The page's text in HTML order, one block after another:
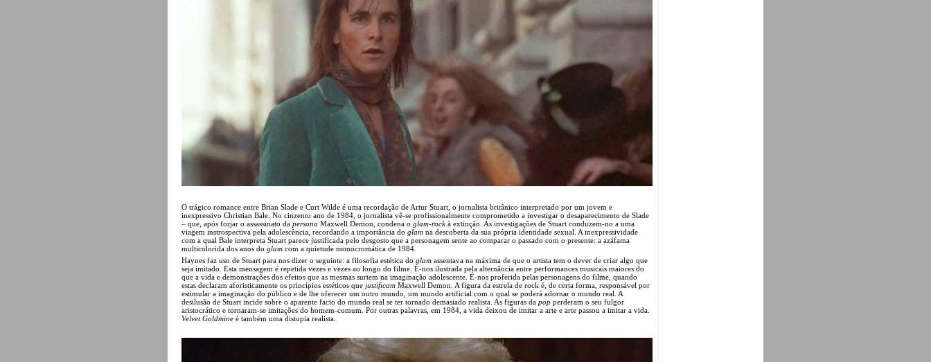
O trágico romance entre Brian Slade e Curt Wilde é uma recordação de Artur Stuart, o jornalista britânico interpretado por um jovem e
inexpressivo Christian Bale. No cinzento ano de 1984, o jornalista vê-se profissionalmente comprometido a investigar o desaparecimento de Slade
– que, após forjar o assassinato da persona Maxwell Demon, condena o glam-rock à extinção. As investigações de Stuart conduzem-no a uma
viagem instrospectiva pela adolescência, recordando a importância do glam na descoberta da sua própria identidade sexual. A inexpressividade
com a qual Bale interpreta Stuart parece justificada pelo desgosto que a personagem sente ao comparar o passado com o presente: a azáfama
multicolorida dos anos do glam com a quietude monocromática de 1984.
Haynes faz uso de Stuart para nos dizer o seguinte: a filosofia estética do glam assentava na máxima de que o artista tem o dever de criar algo que
seja imitado. Esta mensagem é repetida vezes e vezes ao longo do filme. É-nos ilustrada pela alternância entre performances musicais maiores do
que a vida e demonstrações dos efeitos que as mesmas surtem na imaginação adolescente. É-nos proferida pelas personagens do filme, quando
estas declaram aforisticamente os princípios estéticos que justificam Maxwell Demon. A figura da estrela de rock é, de certa forma, responsável por
estimular a imaginação do público e de lhe oferecer um outro mundo, um mundo artificial com o qual se poderá adornar o mundo real. A
desilusão de Stuart incide sobre o aparente facto do mundo real se ter tornado demasiado realista. As figuras da pop perderam o seu fulgor
aristocrático e tornaram-se imitações do homem-comum. Por outras palavras, em 1984, a vida deixou de imitar a arte e arte passou a imitar a vida.
Velvet Goldmine é também uma distopia realista.